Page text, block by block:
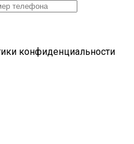
конфиденциальности